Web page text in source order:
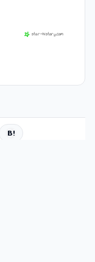
B!